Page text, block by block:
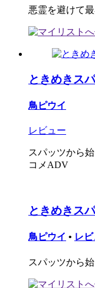
悪霊を避けて
ときめきス
鳥ピウイ
レビュー
スパッツから
コメADV
ときめきス
鳥ピウイ • レ
スパッツから